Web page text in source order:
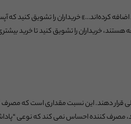
اضافه کرده‌اند…» خریداران را تشویق کنید
خریداران را تشویق کنید تا خرید
قرار دهند. این نسبت مقداری است که مصرف
مصرف کننده احساس نمی کند که نوعی